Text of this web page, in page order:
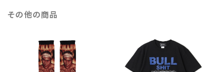
その他の商品